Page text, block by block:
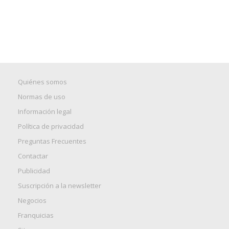
Quiénes somos
Normas de uso
Información legal
Política de privacidad
Preguntas Frecuentes
Contactar
Publicidad
Suscripción a la newsletter
Negocios
Franquicias